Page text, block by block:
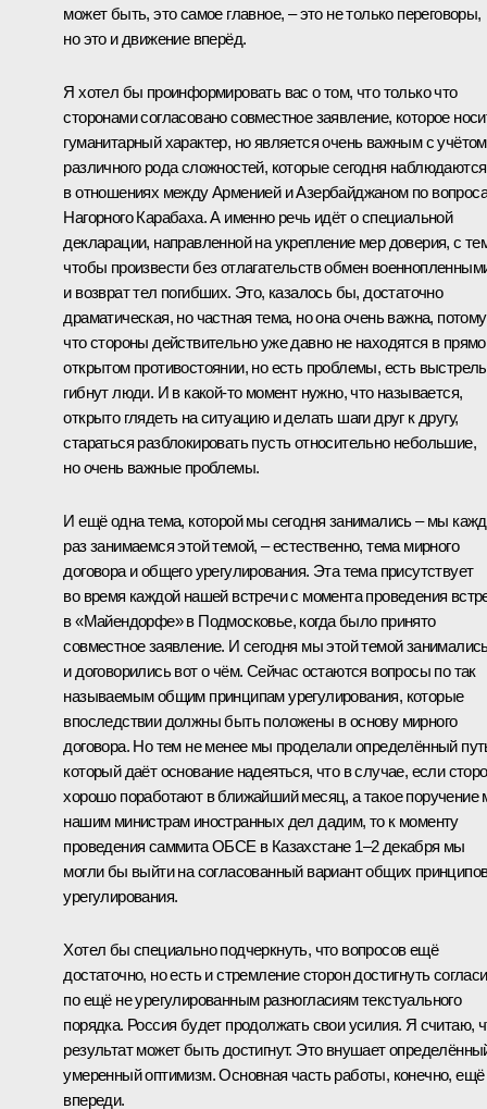
может быть, это самое главное, – это не только переговоры,
но это и движение вперёд.
Я хотел бы проинформировать вас о том, что только что
сторонами согласовано совместное заявление, которое
гуманитарный характер, но является очень важным с учётом
различного рода сложностей, которые сегодня наблюдаются
в отношениях между Арменией и Азербайджаном по
Нагорного Карабаха. А именно речь идёт о специальной
декларации, направленной на укрепление мер доверия, с
чтобы произвести без отлагательств обмен
и возврат тел погибших. Это, казалось бы, достаточно
драматическая, но частная тема, но она очень важна, потому
что стороны действительно уже давно не находятся в
открытом противостоянии, но есть проблемы, есть
гибнут люди. И в какой‑то момент нужно, что называется,
открыто глядеть на ситуацию и делать шаги друг к другу,
стараться разблокировать пусть относительно небольшие,
но очень важные проблемы.
И ещё одна тема, которой мы сегодня занимались – мы
раз занимаемся этой темой, – естественно, тема мирного
договора и общего урегулирования. Эта тема присутствует
во время каждой нашей встречи с момента проведения
в «Майендорфе» в Подмосковье, когда было принято
совместное заявление. И сегодня мы этой темой
и договорились вот о чём. Сейчас остаются вопросы по так
называемым общим принципам урегулирования, которые
впоследствии должны быть положены в основу мирного
договора. Но тем не менее мы проделали определённый
который даёт основание надеяться, что в случае, если
хорошо поработают в ближайший месяц, а такое поручение
нашим министрам иностранных дел дадим, то к моменту
проведения саммита ОБСЕ в Казахстане 1–2 декабря мы
могли бы выйти на согласованный вариант общих
урегулирования.
Хотел бы специально подчеркнуть, что вопросов ещё
достаточно, но есть и стремление сторон достигнуть
по ещё не урегулированным разногласиям текстуального
порядка. Россия будет продолжать свои усилия. Я считаю,
результат может быть достигнут. Это внушает
умеренный оптимизм. Основная часть работы, конечно, ещё
впереди.